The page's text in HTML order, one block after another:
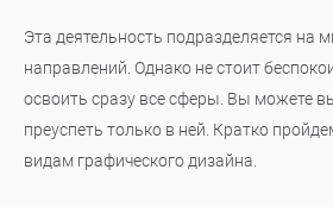
Эта деятельность подразделяется на
направлений. Однако не стоит
освоить сразу все сферы. Вы можете
преуспеть только в ней. Кратко
видам графического дизайна.